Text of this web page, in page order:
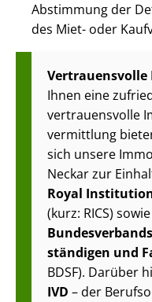
Abstimmung der
des Miet- oder
Vertrauensvolle
Ihnen eine
vertrauensvolle
vermittlung
sich unsere
Neckar zur
Royal
(kurz: RICS)
stän­di­gen und
BDSF). Darüber
IVD – der